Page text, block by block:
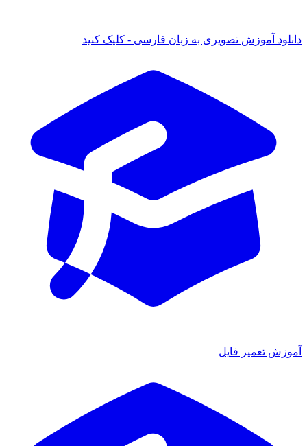
آموزش تصویری به زبان فارسی - کلیک کنید
تعمیر فایل